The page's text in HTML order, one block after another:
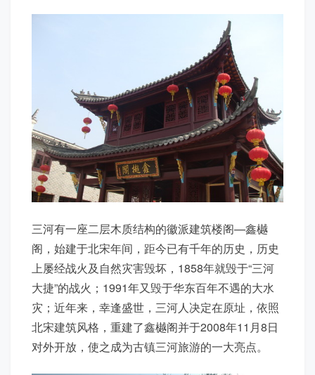
三河有一座二层木质结构的徽派建筑楼阁—鑫樾
阁，始建于北宋年间，距今已有千年的历史，历史
上屡经战火及自然灾害毁坏，1858年就毁于“三河
大捷”的战火；1991年又毁于华东百年不遇的大水
灾；近年来，幸逢盛世，三河人决定在原址，依照
北宋建筑风格，重建了鑫樾阁并于2008年11月8日
对外开放，使之成为古镇三河旅游的一大亮点。